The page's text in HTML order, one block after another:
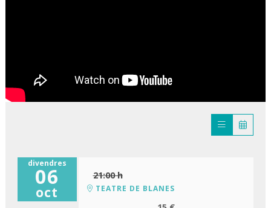
divendres
06
oct
21:00 h
TEATRE DE BLANES